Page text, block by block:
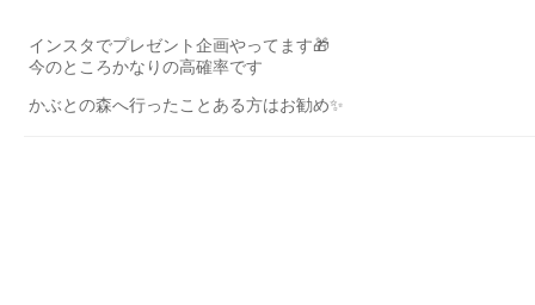
インスタでプレゼント企画やってます🎁
今のところかなりの高確率です
かぶとの森へ行ったことある方はお勧め✨